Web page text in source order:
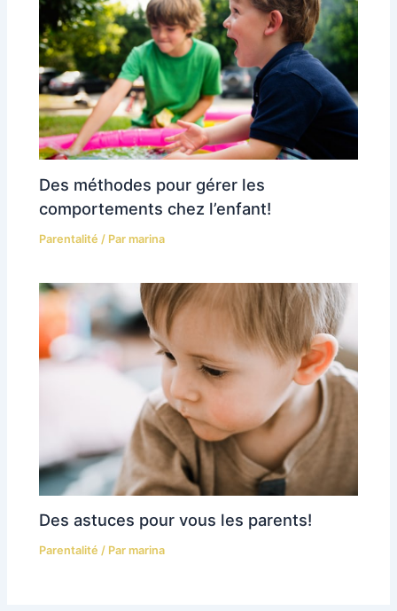
Des méthodes pour gérer les
comportements chez l’enfant!
Parentalité / Parmarina
Des astuces pour vous les parents!
Parentalité / Parmarina